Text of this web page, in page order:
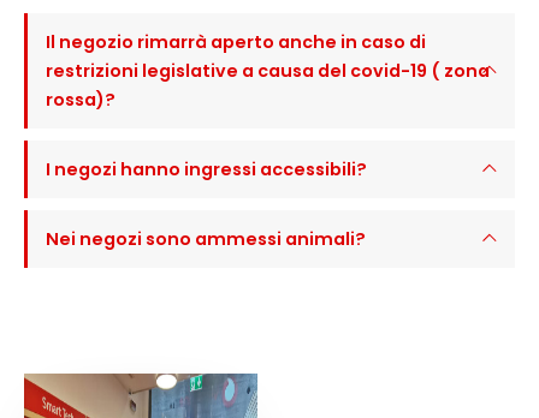
Il negozio rimarrà aperto anche in caso di
restrizioni legislative a causa del covid-19 ( zona
rossa)?
I negozi hanno ingressi accessibili?
Nei negozi sono ammessi animali?